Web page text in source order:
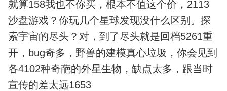
就算158我也不你买，根本不值这个价，2113
沙盘游戏？你玩几个星球发现没什么区别。探
索宇宙的尽头？对，到了尽头就是回档5261重
开，bug奇多，野兽的建模真心垃圾，你会见到
各4102种奇葩的外星生物，缺点太多，跟当时
宣传的差太远1653